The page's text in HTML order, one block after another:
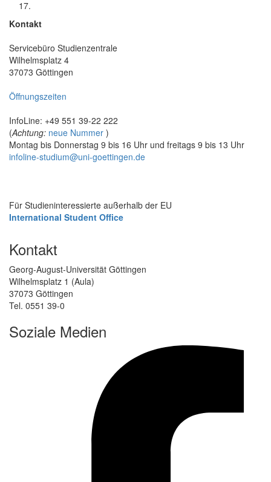
Kontakt
Servicebüro Studienzentrale
Wilhelmsplatz 4
37073 Göttingen
Öffnungszeiten
InfoLine: +49 551 39-22 222
(Achtung: neue Nummer )
Montag bis Donnerstag 9 bis 16 Uhr und freitags 9 bis 13 Uhr
infoline-studium@uni-goettingen.de
Für Studieninteressierte außerhalb der EU
International Student Office
Kontakt
Georg-August-Universität Göttingen
Wilhelmsplatz 1 (Aula)
37073 Göttingen
Tel. 0551 39-0
Soziale Medien